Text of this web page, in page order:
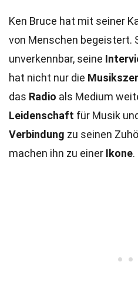
Ken Bruce hat mit seiner
von Menschen begeistert.
unverkennbar, seine
hat nicht nur die
das Radio als Medium
Leidenschaft für Musik
Verbindung zu seinen
machen ihn zu einer Ikone.